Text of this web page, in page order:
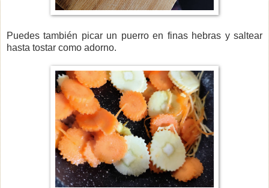
Puedes también picar un puerro en finas hebras y saltear
hasta tostar como adorno.